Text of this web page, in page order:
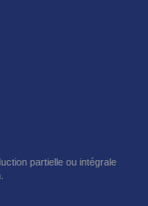
partielle ou intégrale